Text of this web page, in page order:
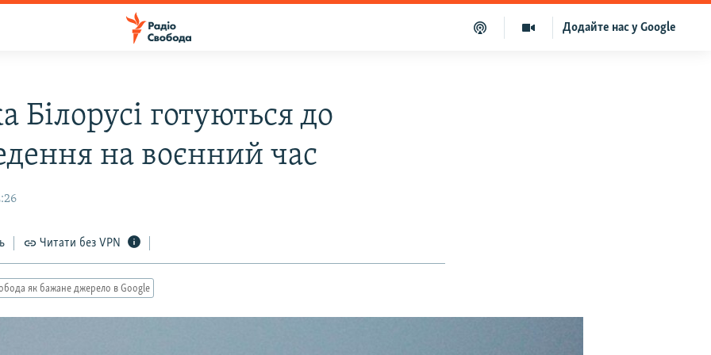
Додайте нас у Google
Білорусі готуються до
на воєнний час
Читати без VPN
як бажане джерело в Google